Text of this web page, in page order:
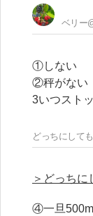
ベリー
①しない
②秤がない
3いつスト
どっちにして
＞どっちに
④一旦